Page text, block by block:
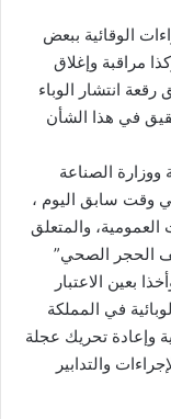
الوقائية ببعض
مراقبة وإغلاق
انتشار الوباء
في هذا الشأن
ووزارة الصناعة
وقت سابق اليوم ،
والمتعلق
الحجر الصحي”
وأخذا بعين الاعتبار
في المملكة
وإعادة تحريك عجلة
والتدابير